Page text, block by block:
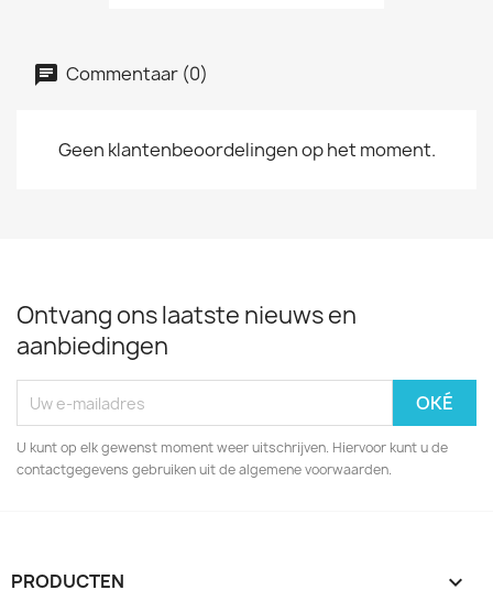
Commentaar (0)
Geen klantenbeoordelingen op het moment.
Ontvang ons laatste nieuws en
aanbiedingen
U kunt op elk gewenst moment weer uitschrijven. Hiervoor kunt u de
contactgegevens gebruiken uit de algemene voorwaarden.
PRODUCTEN 